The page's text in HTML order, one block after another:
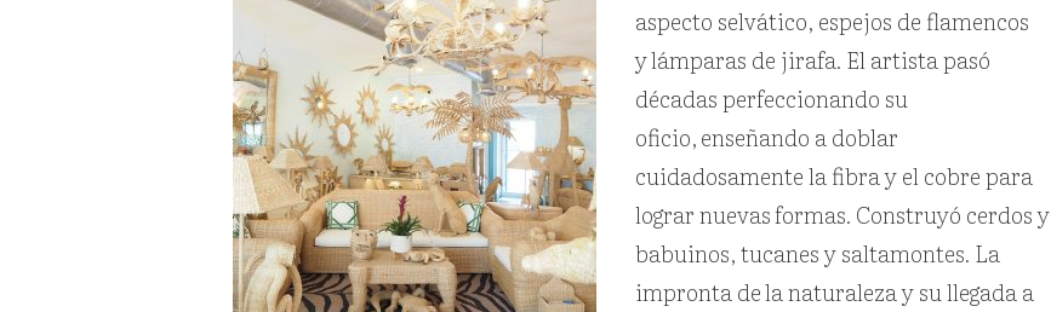
aspecto selvático, espejos de flamencos
ylámparas de jirafa. El artista pasó
décadas perfeccionando su
oficio,enseñando a doblar
cuidadosamente la fibra y el cobre para
lograr nuevasformas. Construyó cerdos y
babuinos, tucanes y saltamontes. La
impronta dela naturaleza y su llegada a